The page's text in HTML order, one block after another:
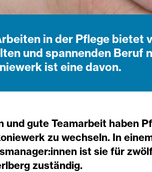
in der Pflege
und spannenden Beruf
ist eine davon.
und gute Teamarbeit haben
zu wechseln. In
ist sie für
zuständig.